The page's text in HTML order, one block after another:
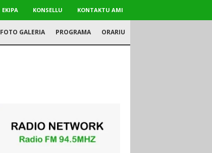
EKIPA KONSELLU KONTAKTU AMI
FOTO GALERIA PROGRAMA ORARIU